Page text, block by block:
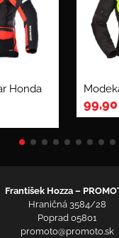
Honda
99,90
František Hozza –
Hraničná 3584/28
Poprad 05801
promoto@promoto.sk